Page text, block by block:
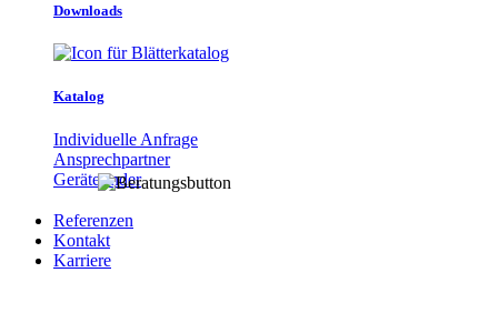
Downloads
Katalog
Individuelle Anfrage
Ansprechpartner
Gerätefinder
Referenzen
Kontakt
Karriere